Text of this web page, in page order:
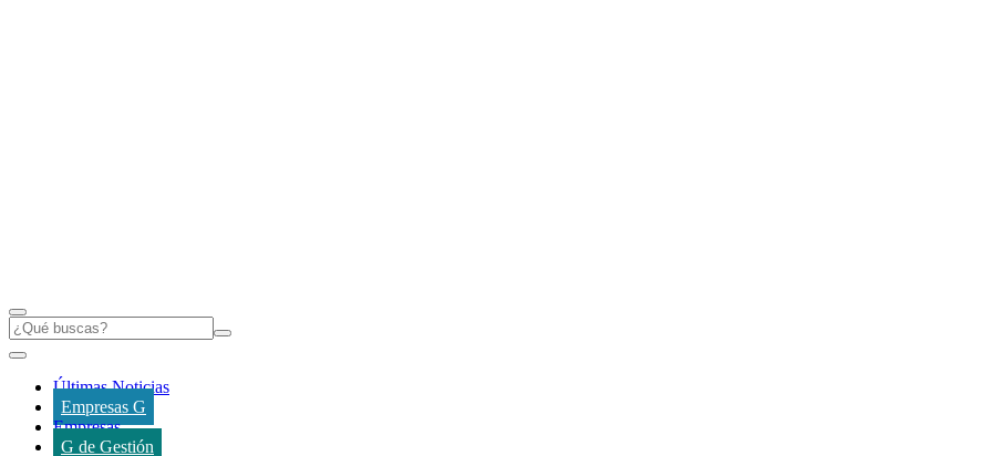
Últimas Noticias
Empresas G
Empresas
G de Gestión